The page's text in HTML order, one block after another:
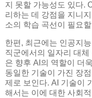
지 못할 가능성도 있다.
리하는 데 강점을 지니
소의 학습 곡선이 필요
한편, 최근에는 인공지
직군에서의 일자리 대
은 향후 AI의 역할이 더
동일한 기술이 가진 장
제로 보인다. AI 기술이
해서는 이에 대한 사회